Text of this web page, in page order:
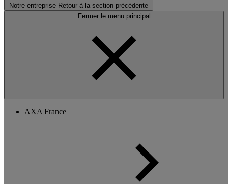
Notre entreprise Retour à la section précédente
Fermer le menu principal
AXA France